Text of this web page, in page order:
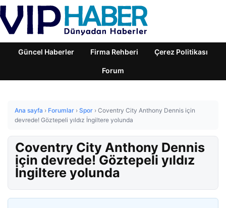
Güncel Haberler Firma Rehberi Çerez Politikası
Forum
Ana sayfa › Forumlar › Spor › Coventry City Anthony Dennis için
devrede! Göztepeli yıldız İngiltere yolunda
Coventry City Anthony Dennis
için devrede! Göztepeli yıldız
İngiltere yolunda